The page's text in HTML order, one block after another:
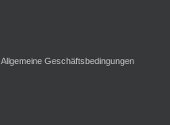
Allgemeine Geschäftsbedingungen